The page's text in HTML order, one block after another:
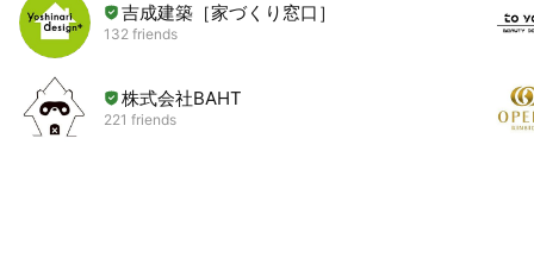
吉成建築［家づくり窓口］
132 friends
株式会社BAHT
221 friends